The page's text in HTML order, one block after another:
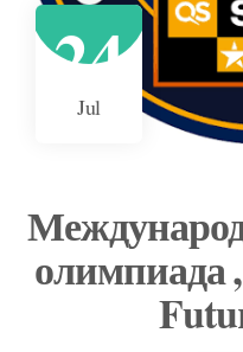
24
Jul
олимпиада